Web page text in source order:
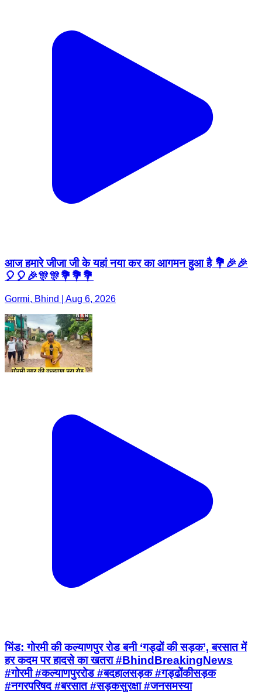
आज हमारे जीजा जी के यहां नया कर का आगमन हुआ है 💐🎉🎉
🎈🎈🎉🎊🎊💐💐💐
Gormi, Bhind | Aug 6, 2026
भिंड: गोरमी की कल्याणपुर रोड बनी ‘गड्ढों की सड़क’, बरसात में
हर कदम पर हादसे का खतरा #BhindBreakingNews
#गोरमी #कल्याणपुररोड #बदहालसड़क #गड्ढोंकीसड़क
#नगरपरिषद #बरसात #सड़कसुरक्षा #जनसमस्या